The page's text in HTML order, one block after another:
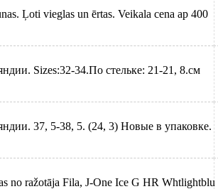
Ļoti vieglas un ērtas. Veikala cena ap 400
Sizes:32-34.По стельке: 21-21, 8.см
37, 5-38, 5. (24, 3) Новые в упаковке.
no ražotāja Fila, J-One Ice G HR Whtlightblu